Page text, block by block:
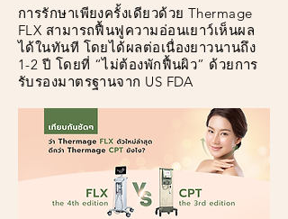
การรักษาเพียงครั้งเดียวด้วย Thermage
FLX สามารถฟื้นฟูความอ่อนเยาว์เห็นผล
ได้ในทันที โดยได้ผลต่อเนื่องยาวนานถึง
1-2 ปี โดยที่ “ไม่ต้องพักฟื้นผิว” ด้วยการ
รับรองมาตรฐานจาก US FDA